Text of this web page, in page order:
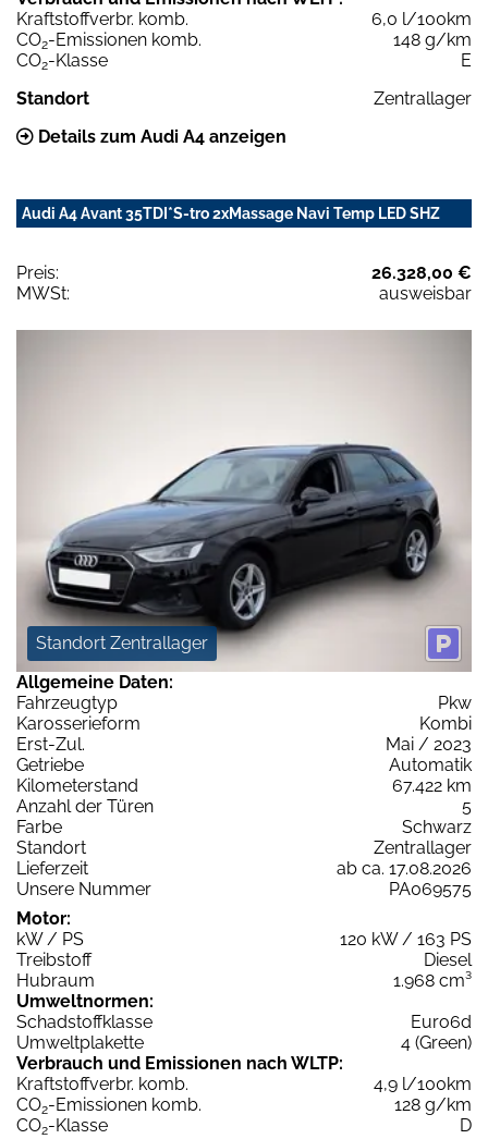
Kraftstoffverbr. komb.
6,0 l/100km
CO2-Emissionen komb.
148 g/km
CO2-Klasse
E
Standort
Zentrallager
Details zum Audi A4 anzeigen
Audi A4 Avant 35TDI*S-tro 2xMassage Navi Temp LED SHZ
Preis:
26.328,00 €
MWSt:
ausweisbar
Standort Zentrallager
Allgemeine Daten:
Fahrzeugtyp
Pkw
Karosserieform
Kombi
Erst-Zul.
Mai / 2023
Getriebe
Automatik
Kilometerstand
67.422 km
Anzahl der Türen
5
Farbe
Schwarz
Standort
Zentrallager
Lieferzeit
ab ca. 17.08.2026
Unsere Nummer
PA069575
Motor:
kW / PS
120 kW / 163 PS
Treibstoff
Diesel
Hubraum
1.968 cm³
Umweltnormen:
Schadstoffklasse
Euro6d
Umweltplakette
4 (Green)
Verbrauch und Emissionen nach WLTP:
Kraftstoffverbr. komb.
4,9 l/100km
CO2-Emissionen komb.
128 g/km
CO2-Klasse
D